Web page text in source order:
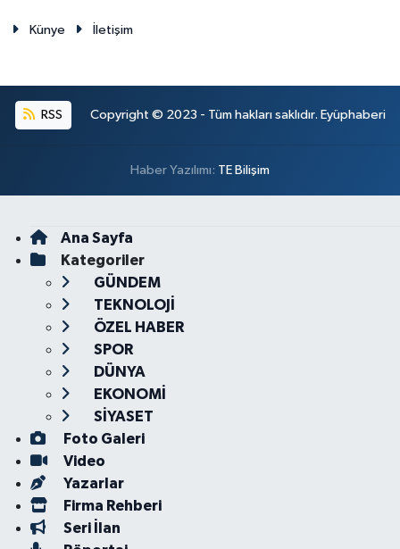
Künye İletişim
RSS Copyright © 2023 - Tüm hakları saklıdır. Eyüphaberi
Haber Yazılımı: TE Bilişim
Ana Sayfa
Kategoriler
GÜNDEM
TEKNOLOJİ
ÖZEL HABER
SPOR
DÜNYA
EKONOMİ
SİYASET
Foto Galeri
Video
Yazarlar
Firma Rehberi
Seri İlan